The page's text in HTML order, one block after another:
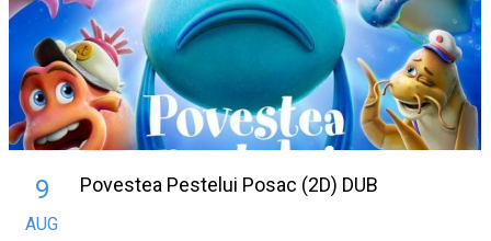
9
AUG
Povestea Pestelui Posac (2D) DUB